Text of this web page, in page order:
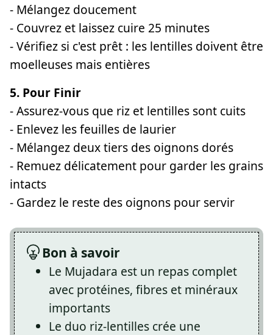
- Mélangez doucement
- Couvrez et laissez cuire 25 minutes
- Vérifiez si c'est prêt : les lentilles doivent être
moelleuses mais entières
5. Pour Finir
- Assurez-vous que riz et lentilles sont cuits
- Enlevez les feuilles de laurier
- Mélangez deux tiers des oignons dorés
- Remuez délicatement pour garder les grains
intacts
- Gardez le reste des oignons pour servir
Bon à savoir
Le Mujadara est un repas complet
avec protéines, fibres et minéraux
importants
Le duo riz-lentilles crée une